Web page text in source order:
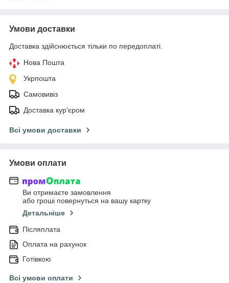
Умови доставки
Доставка здійснюється тільки по передоплаті.
Нова Пошта
Укрпошта
Самовивіз
Доставка кур'єром
Всі умови доставки
Умови оплати
Ви отримаєте замовлення
або гроші повернуться на вашу картку
Детальніше
Післяплата
Оплата на рахунок
Готівкою
Всі умови оплати